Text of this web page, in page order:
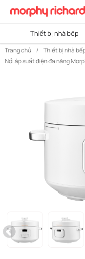
Thiết bị nhà bếp
Trang chủ / Thiết bị nhà
Nồi áp suất điện đa năng